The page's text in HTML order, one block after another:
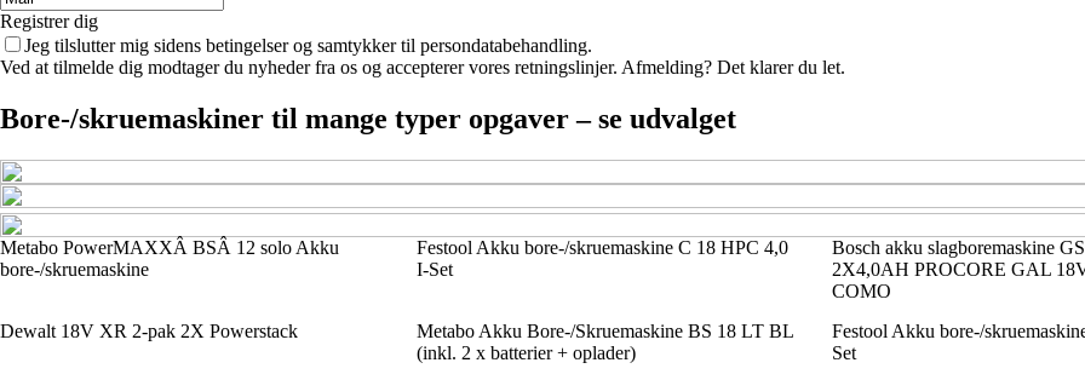
Registrer dig
Jeg tilslutter mig sidens betingelser og samtykker til persondatabehandling.
Ved at tilmelde dig modtager du nyheder fra os og accepterer vores retningslinjer. Afmelding? Det klarer du let.
Bore-/skruemaskiner til mange typer opgaver – se udvalget
Metabo PowerMAXXÂ BSÂ 12 solo Akku
bore-/skruemaskine
Festool Akku bore-/skruemaskine C 18 HPC 4,0
I-Set
Bosch akku slagboremaskine
2X4,0AH PROCORE GAL
COMO
Dewalt 18V XR 2-pak 2X Powerstack
Metabo Akku Bore-/Skruemaskine BS 18 LT BL
(inkl. 2 x batterier + oplader)
Festool Akku bore-/
Set